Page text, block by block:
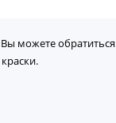
можете